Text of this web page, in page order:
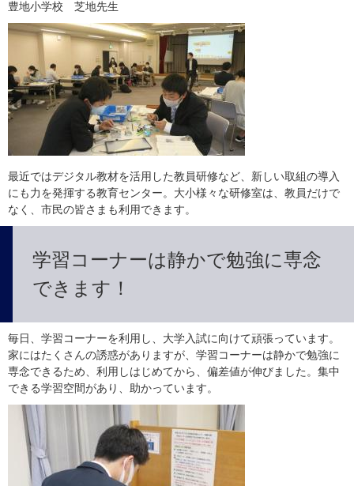
豊地小学校　芝地先生
最近ではデジタル教材を活用した教員研修など、新しい取組の導入
にも力を発揮する教育センター。大小様々な研修室は、教員だけで
なく、市民の皆さまも利用できます。
学習コーナーは静かで勉強に専念
できます！
毎日、学習コーナーを利用し、大学入試に向けて頑張っています。
家にはたくさんの誘惑がありますが、学習コーナーは静かで勉強に
専念できるため、利用しはじめてから、偏差値が伸びました。集中
できる学習空間があり、助かっています。